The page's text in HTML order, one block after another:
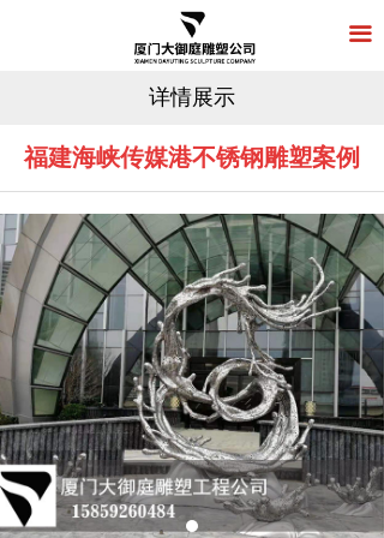
끀
新闻中心
工程案例
在线留言
联系我们
福建海峡传媒港不锈钢雕塑案例
详情展示